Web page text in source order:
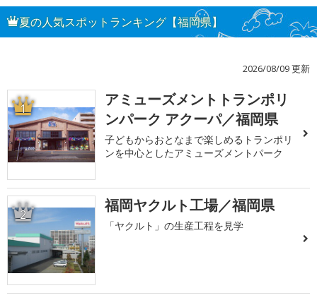
夏の人気スポットランキング【福岡県】
2026/08/09 更新
1
アミューズメントトランポリ
ンパーク アクーパ／福岡県
子どもからおとなまで楽しめるトランポリ
ンを中心としたアミューズメントパーク
2 福岡ヤクルト工場／福岡県
「ヤクルト」の生産工程を見学